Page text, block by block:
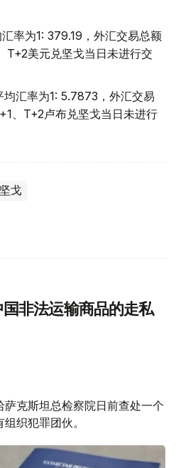
率为1: 379.19，外汇交易总额
T+2美元兑坚戈当日未进行交
汇率为1: 5.7873，外汇交易
、T+2卢布兑坚戈当日未进行
坚戈
非法运输商品的走私
萨克斯坦总检察院日前查处一个
织犯罪团伙。